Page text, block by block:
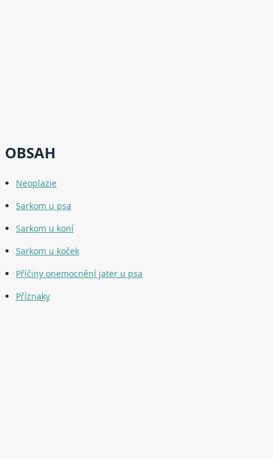
OBSAH
Neoplazie
Sarkom u psa
Sarkom u koní
Sarkom u koček
Příčiny onemocnění jater u psa
Příznaky